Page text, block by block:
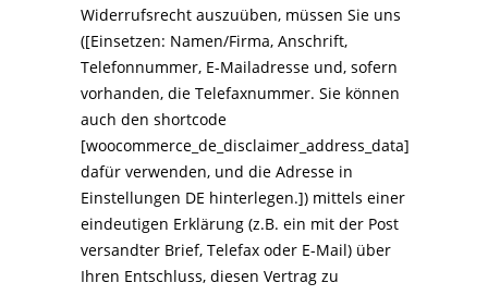
Widerrufsrecht auszuüben, müssen Sie uns
([Einsetzen: Namen/Firma, Anschrift,
Telefonnummer, E-Mailadresse und, sofern
vorhanden, die Telefaxnummer. Sie können
auch den shortcode
[woocommerce_de_disclaimer_address_data]
dafür verwenden, und die Adresse in
Einstellungen DE hinterlegen.]) mittels einer
eindeutigen Erklärung (z.B. ein mit der Post
versandter Brief, Telefax oder E-Mail) über
Ihren Entschluss, diesen Vertrag zu